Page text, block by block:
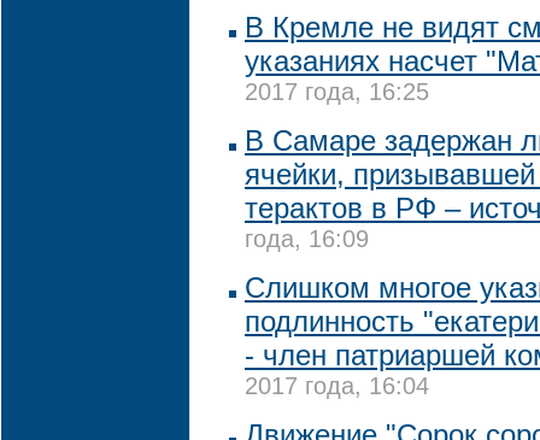
В Кремле не видят
указаниях насчет
2017 года, 16:25
В Самаре задержан
ячейки,
терактов в РФ –
года, 16:09
Слишком многое
подлинность
- член патриаршей
2017 года, 16:04